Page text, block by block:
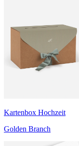
Kartenbox Hochzeit
Golden Branch